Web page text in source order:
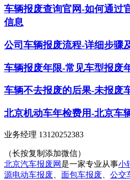
车辆报废查询官网-如何通过
信息
公司车辆报废流程-详细步骤
车辆报废年限-常见车型报废
车辆不去报废的后果-未报废
北京机动车年检费用-北京车
业务经理 13120252383
（长按复制添加微信）
北京汽车报废网 是一家专业从事小
源电动车报废
面包车报废 公交